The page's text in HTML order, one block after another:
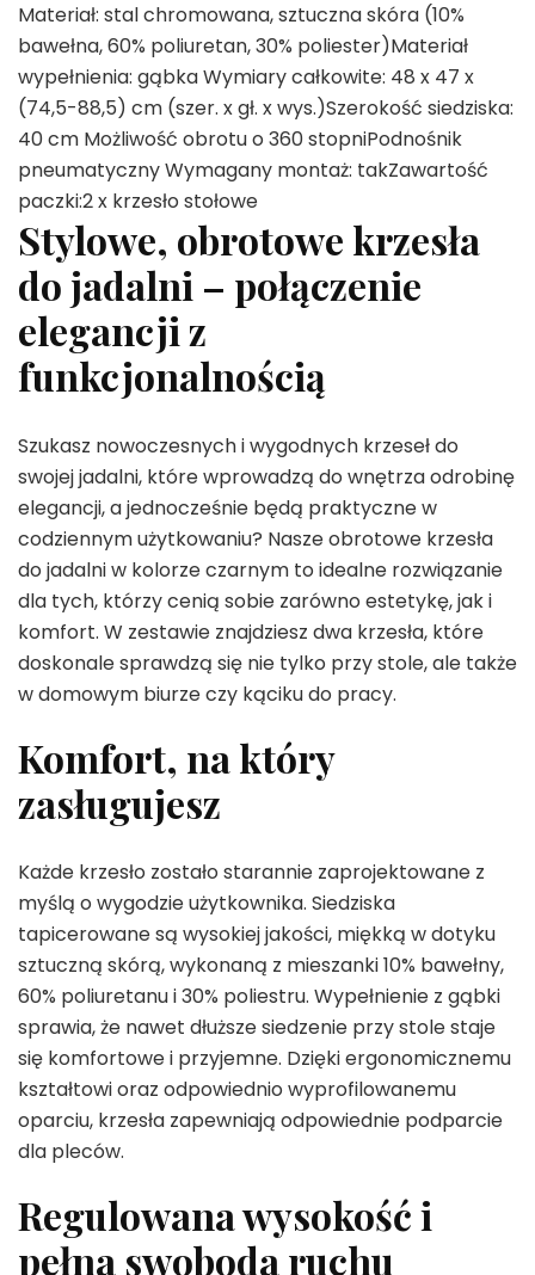
Materiał: stal chromowana, sztuczna skóra (10%
bawełna, 60% poliuretan, 30% poliester)Materiał
wypełnienia: gąbka Wymiary całkowite: 48 x 47 x
(74,5-88,5) cm (szer. x gł. x wys.)Szerokość siedziska:
40 cm Możliwość obrotu o 360 stopniPodnośnik
pneumatyczny Wymagany montaż: takZawartość
paczki:2 x krzesło stołowe
Stylowe, obrotowe krzesła
do jadalni – połączenie
elegancji z
funkcjonalnością
Szukasz nowoczesnych i wygodnych krzeseł do
swojej jadalni, które wprowadzą do wnętrza odrobinę
elegancji, a jednocześnie będą praktyczne w
codziennym użytkowaniu? Nasze obrotowe krzesła
do jadalni w kolorze czarnym to idealne rozwiązanie
dla tych, którzy cenią sobie zarówno estetykę, jak i
komfort. W zestawie znajdziesz dwa krzesła, które
doskonale sprawdzą się nie tylko przy stole, ale także
w domowym biurze czy kąciku do pracy.
Komfort, na który
zasługujesz
Każde krzesło zostało starannie zaprojektowane z
myślą o wygodzie użytkownika. Siedziska
tapicerowane są wysokiej jakości, miękką w dotyku
sztuczną skórą, wykonaną z mieszanki 10% bawełny,
60% poliuretanu i 30% poliestru. Wypełnienie z gąbki
sprawia, że nawet dłuższe siedzenie przy stole staje
się komfortowe i przyjemne. Dzięki ergonomicznemu
kształtowi oraz odpowiednio wyprofilowanemu
oparciu, krzesła zapewniają odpowiednie podparcie
dla pleców.
Regulowana wysokość i
pełna swoboda ruchu